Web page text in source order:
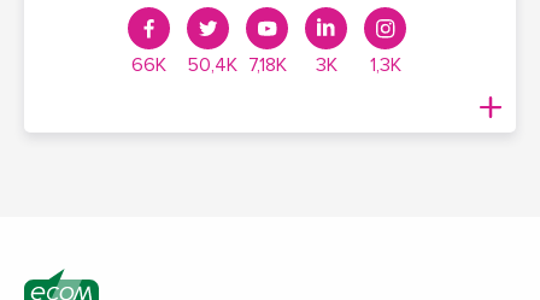
66K 50,4K 7,18K 3K 1,3K